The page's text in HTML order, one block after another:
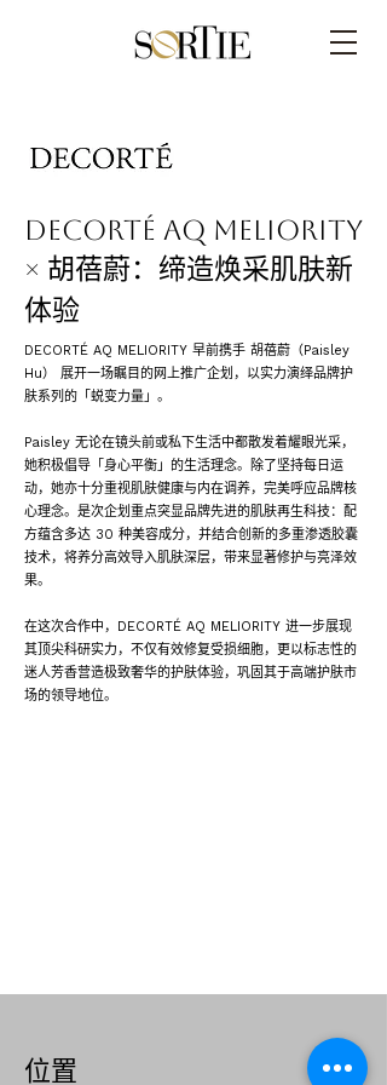
DECORTÉ AQ MELIORITY
× 胡蓓蔚：缔造焕采肌肤新
体验
DECORTÉ AQ MELIORITY 早前携手 胡蓓蔚（Paisley
Hu） 展开一场瞩目的网上推广企划，以实力演绎品牌护
肤系列的「蜕变力量」。
Paisley 无论在镜头前或私下生活中都散发着耀眼光采，
她积极倡导「身心平衡」的生活理念。除了坚持每日运
动，她亦十分重视肌肤健康与内在调养，完美呼应品牌核
心理念。是次企划重点突显品牌先进的肌肤再生科技：配
方蕴含多达 30 种美容成分，并结合创新的多重渗透胶囊
技术，将养分高效导入肌肤深层，带来显著修护与亮泽效
果。
在这次合作中，DECORTÉ AQ MELIORITY 进一步展现
其顶尖科研实力，不仅有效修复受损细胞，更以标志性的
迷人芳香营造极致奢华的护肤体验，巩固其于高端护肤市
场的领导地位。
位置